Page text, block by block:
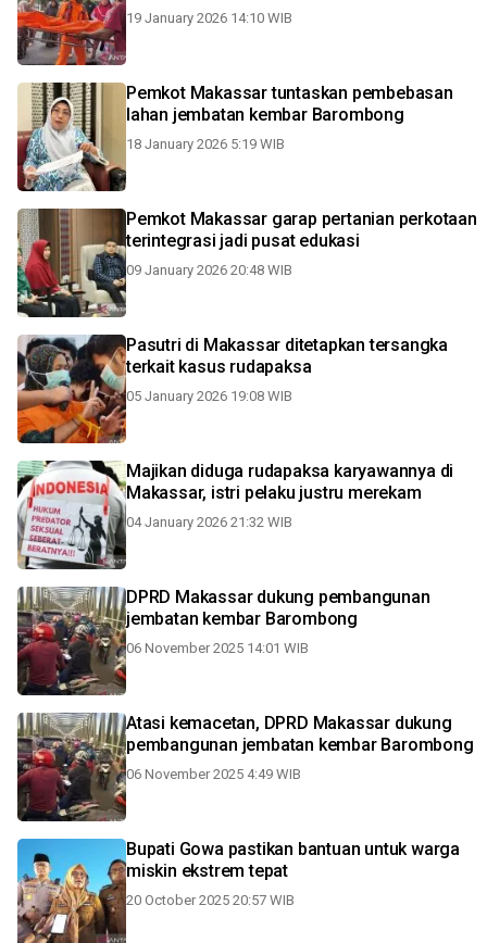
19 January 2026 14:10 WIB
Pemkot Makassar tuntaskan pembebasan
lahan jembatan kembar Barombong
18 January 2026 5:19 WIB
Pemkot Makassar garap pertanian perkotaan
terintegrasi jadi pusat edukasi
09 January 2026 20:48 WIB
Pasutri di Makassar ditetapkan tersangka
terkait kasus rudapaksa
05 January 2026 19:08 WIB
Majikan diduga rudapaksa karyawannya di
Makassar, istri pelaku justru merekam
04 January 2026 21:32 WIB
DPRD Makassar dukung pembangunan
jembatan kembar Barombong
06 November 2025 14:01 WIB
Atasi kemacetan, DPRD Makassar dukung
pembangunan jembatan kembar Barombong
06 November 2025 4:49 WIB
Bupati Gowa pastikan bantuan untuk warga
miskin ekstrem tepat
20 October 2025 20:57 WIB